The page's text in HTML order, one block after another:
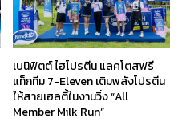
เบนิฟิตต์ ไฮโปรตีน แลคโตสฟรี
แท็กทีม 7-Eleven เติมพลังโปรตีน
ให้สายเฮลตี้ในงานวิ่ง “All
Member Milk Run”